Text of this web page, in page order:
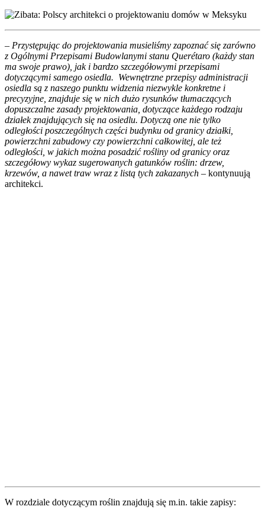
– Przystępując do projektowania musieliśmy zapoznać się zarówno
z Ogólnymi Przepisami Budowlanymi stanu Querétaro (każdy stan
ma swoje prawo), jak i bardzo szczegółowymi przepisami
dotyczącymi samego osiedla. Wewnętrzne przepisy administracji
osiedla są z naszego punktu widzenia niezwykle konkretne i
precyzyjne, znajduje się w nich dużo rysunków tłumaczących
dopuszczalne zasady projektowania, dotyczące każdego rodzaju
działek znajdujących się na osiedlu. Dotyczą one nie tylko
odległości poszczególnych części budynku od granicy działki,
powierzchni zabudowy czy powierzchni całkowitej, ale też
odległości, w jakich można posadzić rośliny od granicy oraz
szczegółowy wykaz sugerowanych gatunków roślin: drzew,
krzewów, a nawet traw wraz z listą tych zakazanych – kontynuują
architekci.
W rozdziale dotyczącym roślin znajdują się m.in. takie zapisy: